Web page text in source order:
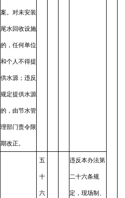
案。对未安装
尾水回收设施
的，任何单位
和个人不得提
供水源；违反
规定提供水源
的，由节水管
理部门责令限
期改正。
五
十
六
违反本办法第
二十六条规
定，现场制、